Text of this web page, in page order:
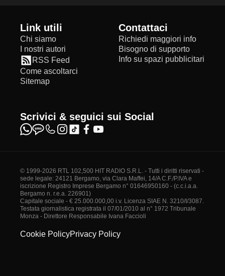
Link utili
Chi siamo
I nostri autori
RSS Feed
Come ascoltarci
Sitemap
Contattaci
Richiedi maggiori info
Bisogno di supporto
Info su spazi pubblicitari
Scrivici & seguici sui Social
© 1999-2026 RTL 102,500 HIT RADIO S.R.L. - Tutti i diritti riservati -
sede legale: 24121 Bergamo, via Clara Maffei, 14/A C.F./P.IVA e
iscrizione Registro Imprese Bergamo n° 01646950160 - (c.c.i.a.a.
Bergamo n. r.e.a. 226901)
Capitale sociale - € 25.000.000,00 i.v. Licenza SIAE N. 3210/I/3087.
Testata giornalistica registrata il 07/01/2010 al n° 1972 Tribunale
Monza - Direttore Responsabile Ivana Faccioli
Cookie PolicyPrivacy Policy